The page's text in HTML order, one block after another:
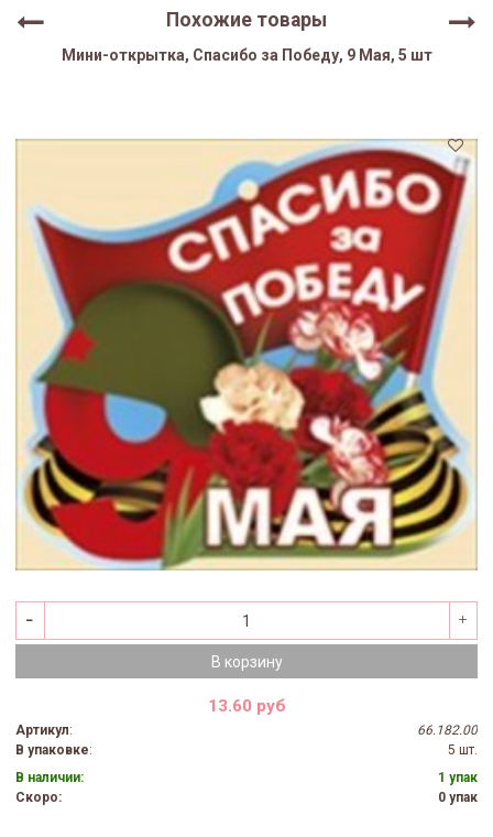
Похожие товары
Мини-открытка, Спасибо за Победу, 9 Мая, 5 шт
В корзину
13.60 руб
Артикул:
66.182.00
В упаковке:
5 шт.
В наличии:
1 упак
Скоро:
0 упак